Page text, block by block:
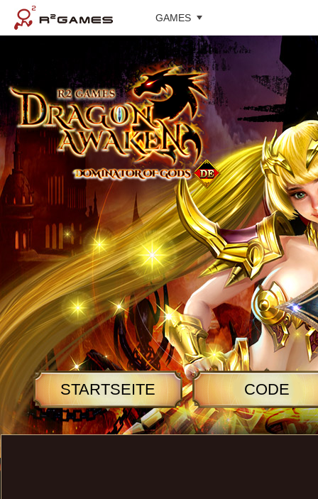
GAMES
STARTSEITE CODE